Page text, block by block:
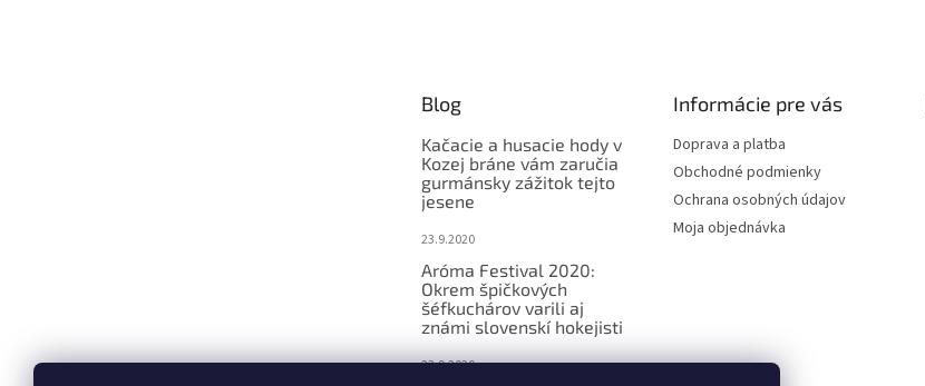
Blog
Kačacie a husacie hody v
Kozej bráne vám zaručia
gurmánsky zážitok tejto
jesene
23.9.2020
Aróma Festival 2020:
Okrem špičkových
šéfkuchárov varili aj
známi slovenskí hokejisti
23.9.2020
Informácie pre vás
Doprava a platba
Obchodné podmienky
Ochrana osobných údajov
Moja objednávka